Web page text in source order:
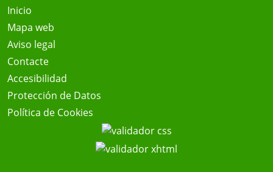
Inicio
Mapa web
Aviso legal
Contacte
Accesibilidad
Protección de Datos
Política de Cookies